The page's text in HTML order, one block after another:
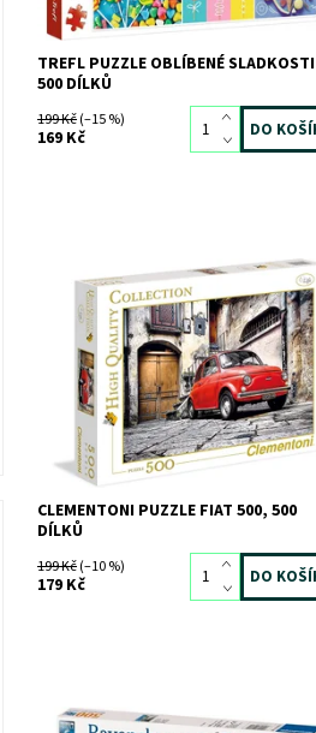
TREFL PUZZLE OBLÍBENÉ SLADKOSTI
500 DÍLKŮ
199 Kč(–15 %)
169 Kč
Dostupnost: Skladem3 ks
9067
Značka:
CLEMENTONI
CLEMENTONI PUZZLE FIAT 500, 500
DÍLKŮ
199 Kč(–10 %)
179 Kč